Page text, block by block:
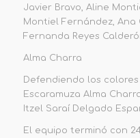
Javier Bravo, Aline
Montiel Fernández, Ana
Fernanda Reyes
Alma Charra
Defendiendo los
Escaramuza Alma
Itzel Saraí Delgado
El equipo terminó con